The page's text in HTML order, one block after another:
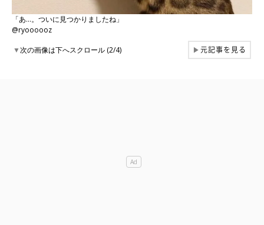
「あ…。ついに見つかりましたね」
@ryoooooz
▼次の画像は下へスクロール (2/4) ▶元記事を見る